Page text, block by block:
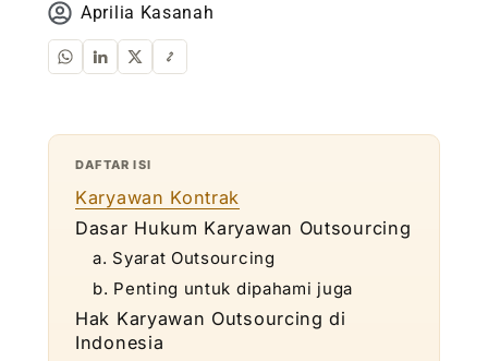
Aprilia Kasanah
DAFTAR ISI
Karyawan Kontrak
Dasar Hukum Karyawan Outsourcing
a. Syarat Outsourcing
b. Penting untuk dipahami juga
Hak Karyawan Outsourcing di
Indonesia